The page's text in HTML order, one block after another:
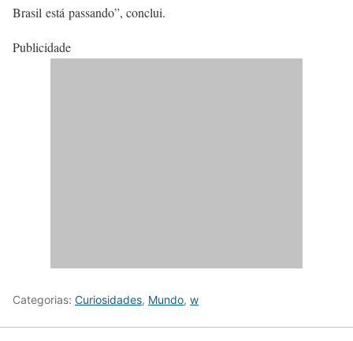
Brasil está passando”, conclui.
Publicidade
Categorias: Curiosidades, Mundo, w